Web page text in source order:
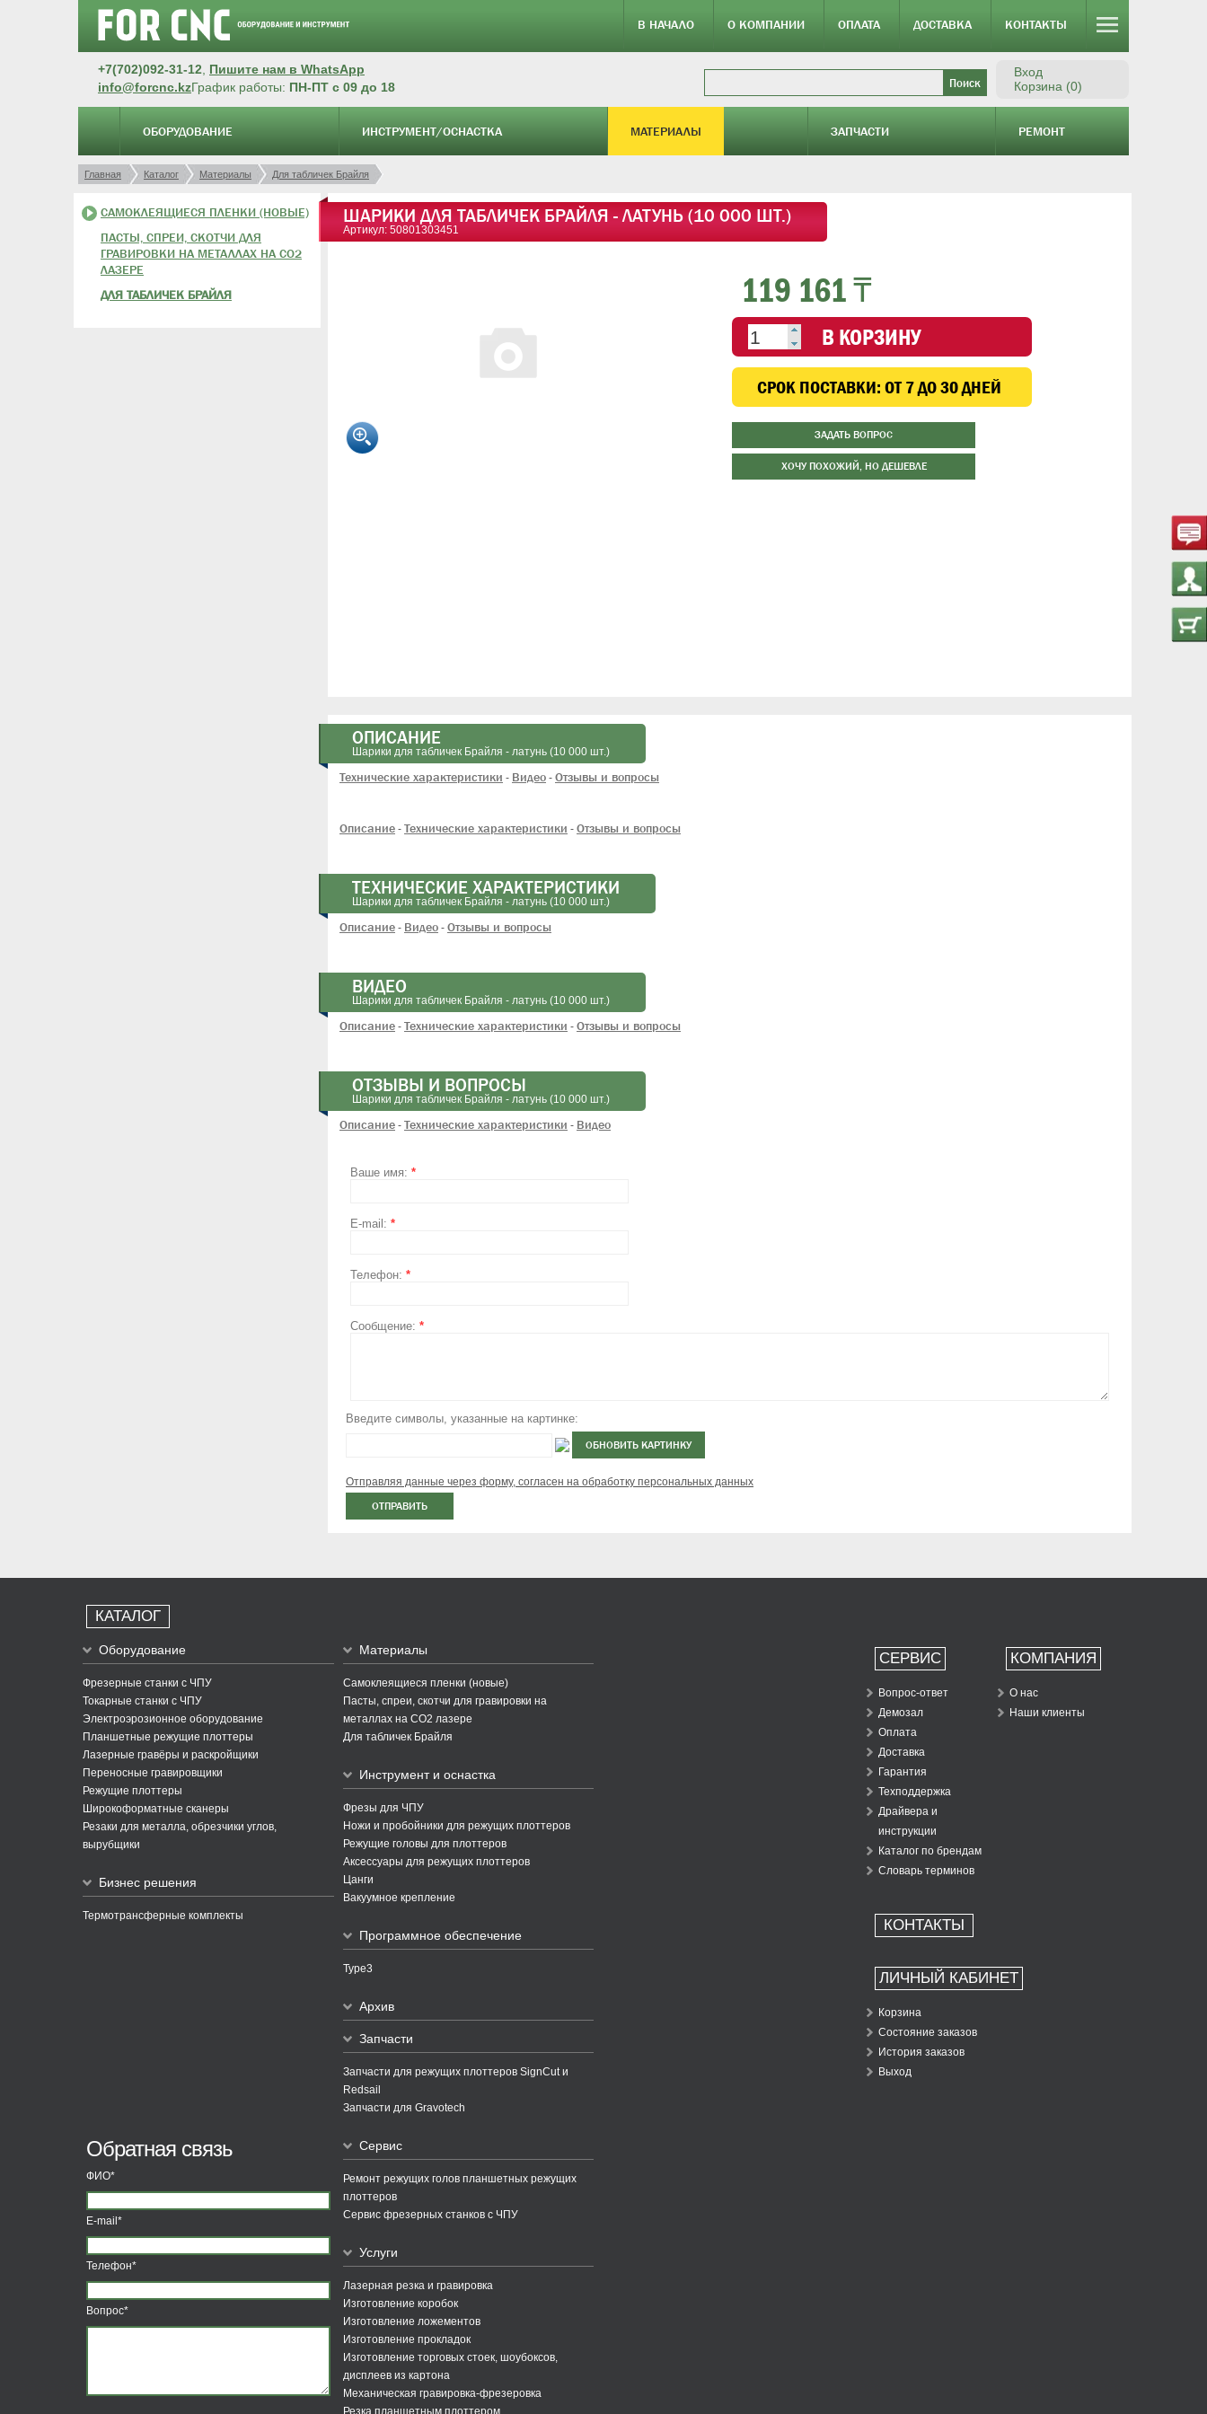
В НАЧАЛО О КОМПАНИИ ОПЛАТА ДОСТАВКА КОНТАКТЫ
+7(702)092-31-12
Пишите нам в WhatsApp
info@forcnc.kzГрафик работы: ПН-ПТ с 09 до 18
Вход
Корзина (0)
ОБОРУДОВАНИЕ ИНСТРУМЕНТ/ОСНАСТКА МАТЕРИАЛЫ ЗАПЧАСТИ РЕМОНТ
Главная Каталог Материалы Для табличек Брайля
САМОКЛЕЯЩИЕСЯ ПЛЕНКИ (НОВЫЕ)
ПАСТЫ, СПРЕИ, СКОТЧИ ДЛЯ
ГРАВИРОВКИ НА МЕТАЛЛАХ НА CO2
ЛАЗЕРЕ
ДЛЯ ТАБЛИЧЕК БРАЙЛЯ
ШАРИКИ ДЛЯ ТАБЛИЧЕК БРАЙЛЯ - ЛАТУНЬ (10 000 ШТ.)
Артикул: 50801303451
119 161 ₸
В КОРЗИНУ
CРОК ПОСТАВКИ: ОТ 7 ДО 30 ДНЕЙ
ЗАДАТЬ ВОПРОС
ХОЧУ ПОХОЖИЙ, НО ДЕШЕВЛЕ
ОПИСАНИЕ
Шарики для табличек Брайля - латунь (10 000 шт.)
Технические характеристики - Видео - Отзывы и вопросы
Описание - Технические характеристики - Отзывы и вопросы
ТЕХНИЧЕСКИЕ ХАРАКТЕРИСТИКИ
Шарики для табличек Брайля - латунь (10 000 шт.)
Описание - Видео - Отзывы и вопросы
ВИДЕО
Шарики для табличек Брайля - латунь (10 000 шт.)
Описание - Технические характеристики - Отзывы и вопросы
ОТЗЫВЫ И ВОПРОСЫ
Шарики для табличек Брайля - латунь (10 000 шт.)
Описание - Технические характеристики - Видео
Ваше имя: *
E-mail: *
Телефон: *
Сообщение: *
Введите символы, указанные на картинке:
Отправляя данные через форму, согласен на обработку персональных данных
КАТАЛОГ
Оборудование
Фрезерные станки с ЧПУ
Токарные станки с ЧПУ
Электроэрозионное оборудование
Планшетные режущие плоттеры
Лазерные гравёры и раскройщики
Переносные гравировщики
Режущие плоттеры
Широкоформатные сканеры
Резаки для металла, обрезчики углов,
вырубщики
Бизнес решения
Термотрансферные комплекты
Материалы
Самоклеящиеся пленки (новые)
Пасты, спреи, скотчи для гравировки на
металлах на CO2 лазере
Для табличек Брайля
Инструмент и оснастка
Фрезы для ЧПУ
Ножи и пробойники для режущих плоттеров
Режущие головы для плоттеров
Аксессуары для режущих плоттеров
Цанги
Вакуумное крепление
Программное обеспечение
Type3
Архив
Запчасти
Запчасти для режущих плоттеров SignCut и
Redsail
Запчасти для Gravotech
Сервис
Ремонт режущих голов планшетных режущих
плоттеров
Сервис фрезерных станков с ЧПУ
Услуги
Лазерная резка и гравировка
Изготовление коробок
Изготовление ложементов
Изготовление прокладок
Изготовление торговых стоек, шоубоксов,
дисплеев из картона
Механическая гравировка-фрезеровка
Резка планшетным плоттером
Обратная связь
ФИО*
E-mail*
Телефон*
Вопрос*
СЕРВИС
Вопрос-ответ
Демозал
Оплата
Доставка
Гарантия
Техподдержка
Драйвера и
инструкции
Каталог по брендам
Словарь терминов
КОМПАНИЯ
О нас
Наши клиенты
КОНТАКТЫ
ЛИЧНЫЙ КАБИНЕТ
Корзина
Состояние заказов
История заказов
Выход